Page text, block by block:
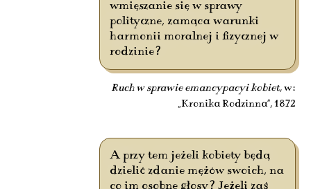
wmięszanie się w sprawy
polityczne, zamąca warunki
harmonii moralnej i fizycznej w
rodzinie?
Ruch w sprawie emancypacyi kobiet, w:
„Kronika Rodzinna”, 1872
A przy tem jeżeli kobiety będą
dzielić zdanie mężów swoich, na
co im osobne głosy? Jeżeli zaś